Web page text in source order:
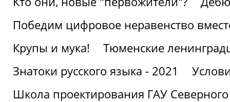
Победим цифровое неравенство
Крупы и мука!
Тюменские
Знатоки русского языка - 2021
Школа проектирования ГАУ